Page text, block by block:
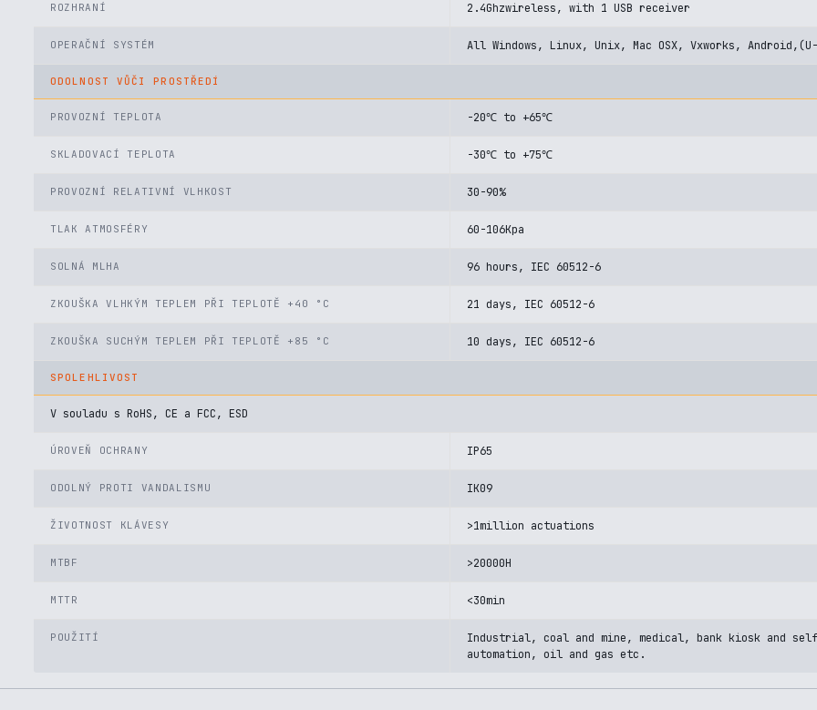
ROZHRANÍ 2.4Ghzwireless, with 1 USB receiver
OPERAČNÍ SYSTÉM All Windows, Linux, Unix, Mac OSX, Vxworks,
ODOLNOST VŮČI PROSTŘEDÍ
PROVOZNÍ TEPLOTA -20℃ to +65℃
SKLADOVACÍ TEPLOTA -30℃ to +75℃
PROVOZNÍ RELATIVNÍ VLHKOST 30-90%
TLAK ATMOSFÉRY 60-106Kpa
SOLNÁ MLHA 96 hours, IEC 60512-6
ZKOUŠKA VLHKÝM TEPLEM PŘI TEPLOTĚ +40 °C 21 days, IEC 60512-6
ZKOUŠKA SUCHÝM TEPLEM PŘI TEPLOTĚ +85 °C 10 days, IEC 60512-6
SPOLEHLIVOST
V souladu s RoHS, CE a FCC, ESD
ÚROVEŇ OCHRANY IP65
ODOLNÝ PROTI VANDALISMU IK09
ŽIVOTNOST KLÁVESY >1million actuations
MTBF >20000H
MTTR <30min
POUŽITÍ
Industrial, coal and mine, medical, bank kiosk and
automation, oil and gas etc.